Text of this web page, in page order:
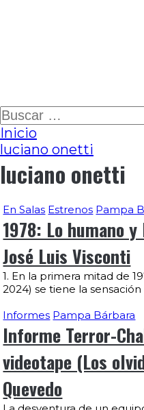
Ir
al
contenido
Buscar:
Inicio
luciano onetti
luciano onetti
En Salas Estrenos Pampa
1978: Lo humano
José Luis Visconti
1. En la primera mitad de
2024) se tiene la
Informes Pampa Bárbara
Informe Terror-
videotape (Los
Quevedo